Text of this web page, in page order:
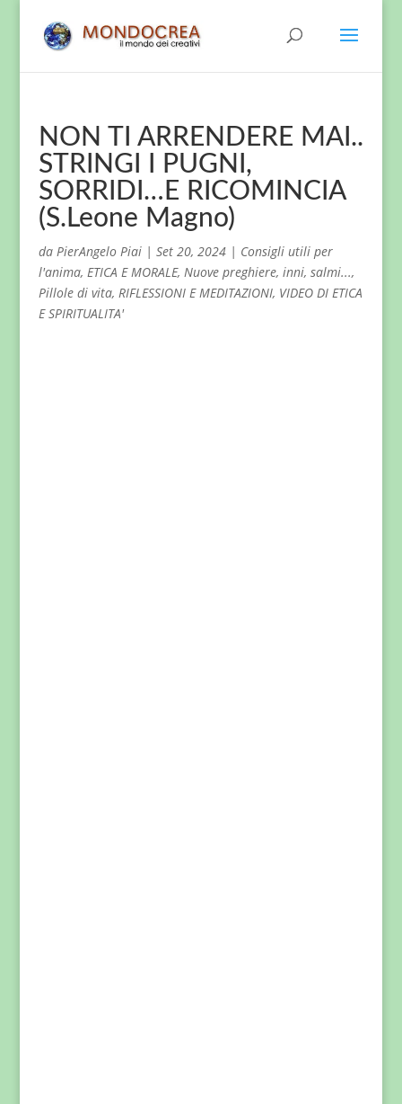
NON TI ARRENDERE MAI..
STRINGI I PUGNI,
SORRIDI…E RICOMINCIA
(S.Leone Magno)
da PierAngelo Piai| Set 20, 2024| Consigli utili per
l'anima, ETICA E MORALE, Nuove preghiere, inni, salmi...,
Pillole di vita, RIFLESSIONI E MEDITAZIONI, VIDEO DI ETICA
E SPIRITUALITA'